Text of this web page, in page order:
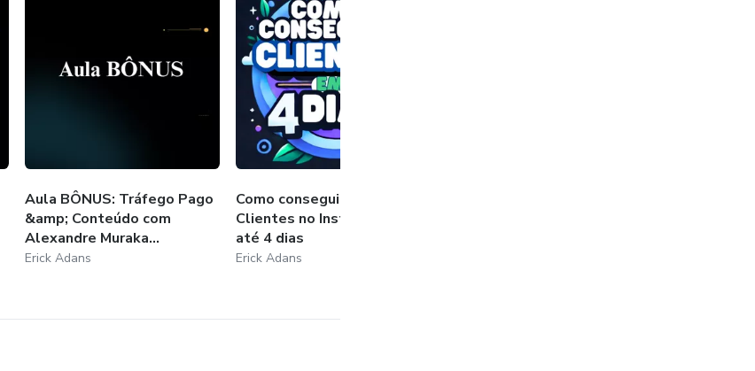
Aula BÔNUS: Tráfego Pago
&amp; Conteúdo com
Alexandre Muraka...
Erick Adans
Como conseguir Mais
Clientes no Instagram em
até 4 dias
Erick Adans